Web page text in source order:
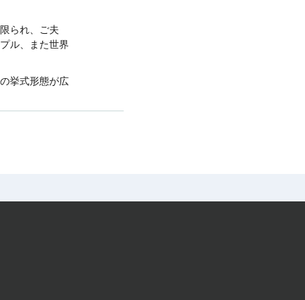
られ、ご夫
ル、また世界
挙式形態が広